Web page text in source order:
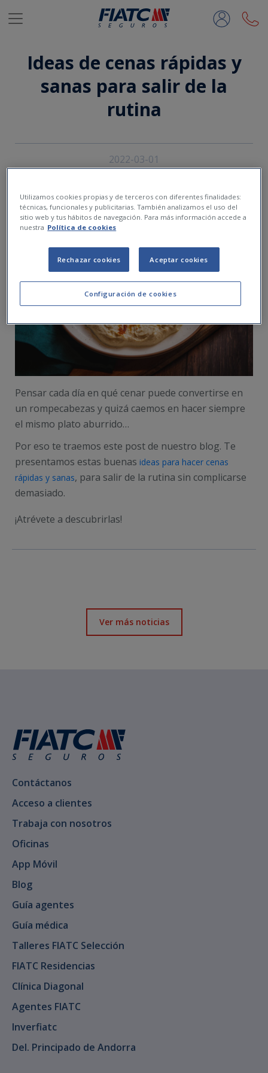
Saltar al contenido principal
Ideas de cenas rápidas y
sanas para salir de la
rutina
2022-03-01
Pensar cada día en qué cenar puede convertirse en
un rompecabezas y quizá caemos en hacer siempre
el mismo plato aburrido…
Por eso te traemos este post de nuestro blog. Te
presentamos estas buenas ideas para hacer cenas
rápidas y sanas, para salir de la rutina sin complicarse
demasiado.
¡Atrévete a descubrirlas!
Ver más noticias
Contáctanos
Acceso a clientes
Trabaja con nosotros
Oficinas
App Móvil
Blog
Guía agentes
Guía médica
Talleres FIATC Selección
FIATC Residencias
Clínica Diagonal
Agentes FIATC
Inverfiatc
Del. Principado de Andorra
Utilizamos cookies propias y de terceros con diferentes finalidades:
técnicas, funcionales y publicitarias. También analizamos el uso del
sitio web y tus hábitos de navegación. Para más información accede a
nuestra Política de cookies
Configuración de cookies
Rechazar cookies Aceptar cookies